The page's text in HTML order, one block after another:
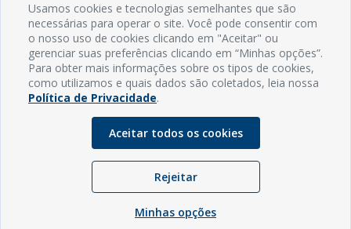
INFORMAÇÕES
Endereço: Rua Capitão Vicente de Brito, S/N - Centro
CEP: 59598-000 - Guamaré - RN
Contato: (84) 3525-2032
E-mail: diretoria@guamare.rn.leg.br
Horário: Segunda a sexta-feira, das 8h às 12h
Usamos cookies e tecnologias semelhantes que são
necessárias para operar o site. Você pode consentir com
o nosso uso de cookies clicando em "Aceitar" ou
gerenciar suas preferências clicando em “Minhas opções”.
Para obter mais informações sobre os tipos de cookies,
como utilizamos e quais dados são coletados, leia nossa
Política de Privacidade.
Aceitar todos os cookies
Rejeitar
Minhas opções